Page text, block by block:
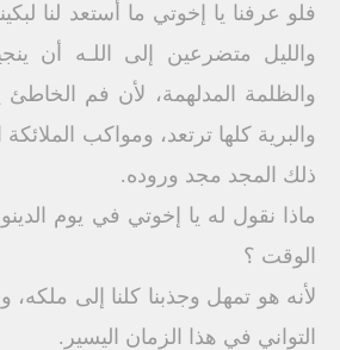
فلو عرفنا يا إخوتي ما أستعد لنا
والليل متضرعين إلى اللـه أن
والظلمة المدلهمة، لأن فم
والبرية كلها ترتعد، ومواكب
ذلك المجد مجد وروده.
ماذا نقول له يا إخوتي في يوم
الوقت ؟
لأنه هو تمهل وجذبنا كلنا إلى
التواني في هذا الزمان اليسير.